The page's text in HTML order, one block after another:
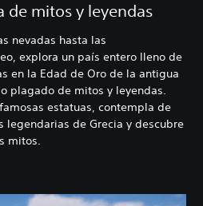
de mitos y leyendas
nevadas hasta las
explora un país entero lleno de
en la Edad de Oro de la antigua
plagado de mitos y leyendas.
estatuas, contempla de
legendarias de Grecia y descubre
mitos.